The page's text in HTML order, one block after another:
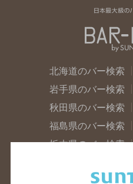
北海道のバー検索
岩手県のバー検索
秋田県のバー検索
福島県のバー検索
栃木県のバー検索
新潟県のバー検索